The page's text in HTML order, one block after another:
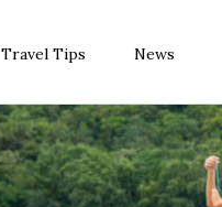
Travel Tips News